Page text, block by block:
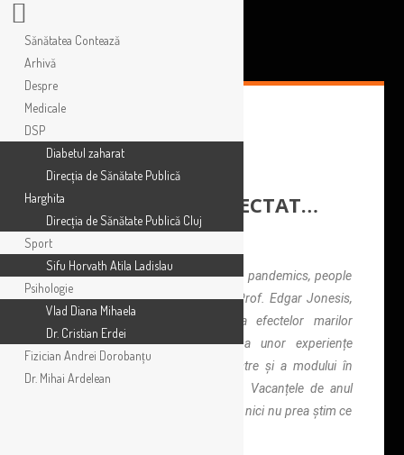
NEVOIA DE A FI CONECTAT…
Într-un recent articol (From wars to pandemics, people
in crisis need to feel connected) Prof. Edgar Jonesis,
King’s College face o analiză a efectelor marilor
conflicte (locale și globale) și a unor experiențe
traumatizante asupra vieților noastre și a modului în
care (încercăm să) le facem față. Vacanțele de anul
acesta se cam apropie de sfârșit și nici nu prea știm ce
Sănătatea Contează
Arhivă
Despre
Medicale
DSP
Diabetul zaharat
Direcția de Sănătate Publică
Harghita
Direcția de Sănătate Publică Cluj
Sport
Sifu Horvath Atila Ladislau
Psihologie
Vlad Diana Mihaela
Dr. Cristian Erdei
Fizician Andrei Dorobanțu
Dr. Mihai Ardelean